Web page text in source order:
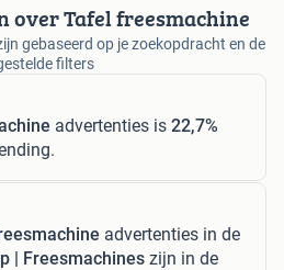
over Tafel freesmachine
gebaseerd op je zoekopdracht en de
filters
advertenties is 22,7%
advertenties in de
| Freesmachines zijn in de